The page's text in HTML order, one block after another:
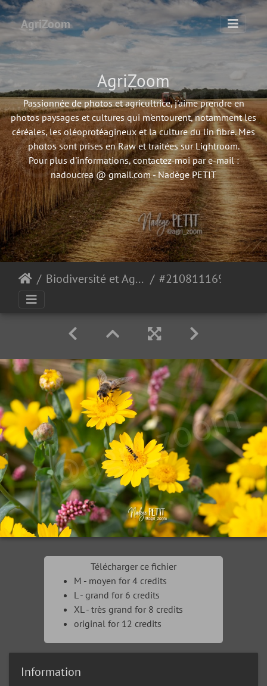
AgriZoom
AgriZoom
Passionnée de photos et agricultrice, j'aime prendre en
photos paysages et cultures qui m'entourent, notamment les
céréales, les oléoprotéagineux et la culture du lin fibre. Mes
photos sont prises en Raw et traitées sur Lightroom.
Pour plus d'informations, contactez-moi par e-mail :
nadoucrea @ gmail.com - Nadège PETIT
Biodiversité et Agroécologie
Télécharger ce fichier
M - moyen for 4 credits
L - grand for 6 credits
XL - très grand for 8 credits
original for 12 credits
Information